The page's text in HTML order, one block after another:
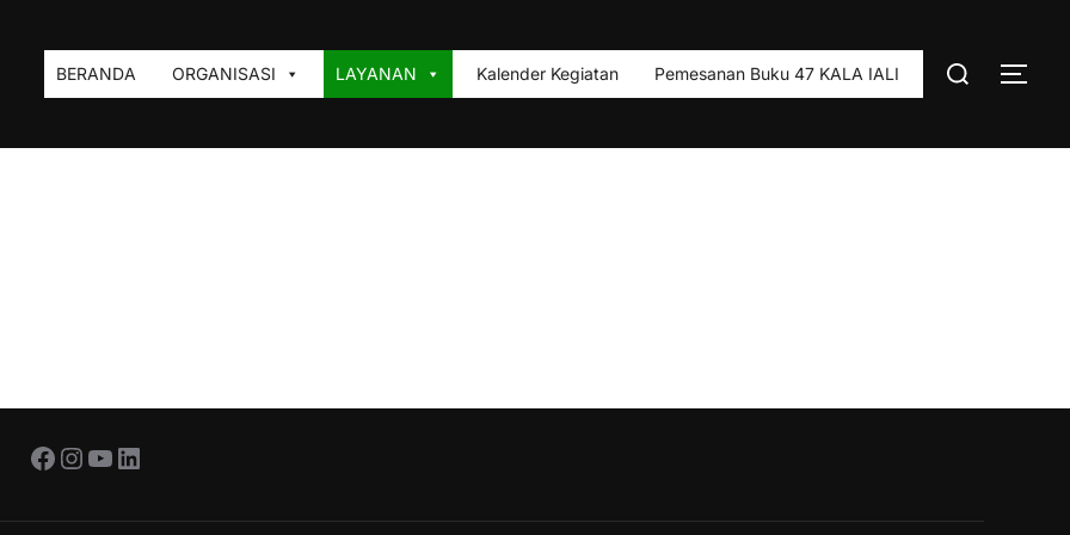
BERANDA ORGANISASI LAYANAN Kalender Kegiatan Pemesanan Buku 47 KALA IALI
Search
Facebook
Instagram
YouTube
LinkedIn